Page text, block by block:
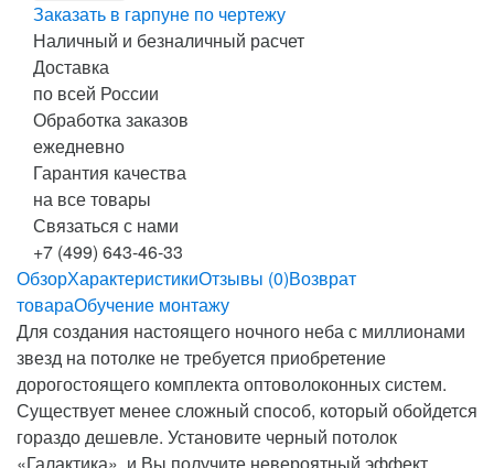
Заказать в гарпуне по чертежу
Наличный и безналичный расчет
Доставка
по всей России
Обработка заказов
ежедневно
Гарантия качества
на все товары
Связаться с нами
+7 (499) 643-46-33
ОбзорХарактеристикиОтзывы (0)Возврат
товараОбучение монтажу
Для создания настоящего ночного неба с миллионами
звезд на потолке не требуется приобретение
дорогостоящего комплекта оптоволоконных систем.
Существует менее сложный способ, который обойдется
гораздо дешевле. Установите черный потолок